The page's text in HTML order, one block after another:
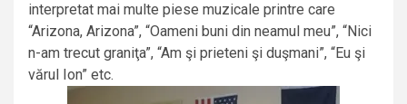
interpretat mai multe piese muzicale printre care
“Arizona, Arizona”, “Oameni buni din neamul meu”, “Nici
n-am trecut graniţa”, “Am şi prieteni şi duşmani”, “Eu şi
vărul Ion” etc.